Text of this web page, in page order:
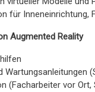
für Inneneinrichtung,
Augmented Reality
Wartungsanleitungen
(Facharbeiter vor Ort,